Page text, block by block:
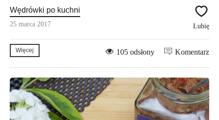
Wędrówki po kuchni
25 marca 2017 Lubię
Więcej Komentarz
105 odsłony